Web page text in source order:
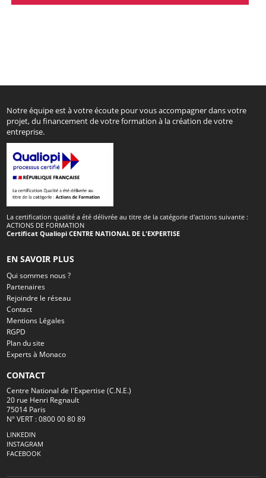
Notre équipe est à votre écoute pour vous accompagner dans votre
projet, du financement de votre formation à la création de votre
entreprise.
La certification qualité a été délivrée au titre de la catégorie d'actions suivante :
ACTIONS DE FORMATION
Certificat Qualiopi CENTRE NATIONAL DE L'EXPERTISE
EN SAVOIR PLUS
Qui sommes nous ?
Partenaires
Rejoindre le réseau
Contact
Mentions Légales
RGPD
Plan du site
Experts à Monaco
CONTACT
Centre National de l'Expertise (C.N.E.)
20 rue Henri Regnault
75014 Paris
N° VERT : 0800 00 80 89
LINKEDIN
INSTAGRAM
FACEBOOK